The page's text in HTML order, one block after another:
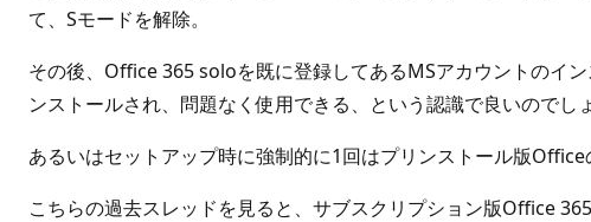
て、Sモードを解除。
その後、Office 365 soloを既に登録してあるMSアカウントのイ
ンストールされ、問題なく使用できる、という認識で良いのでしょ
あるいはセットアップ時に強制的に1回はプリンストール版
こちらの過去スレッドを見ると、サブスクリプション版Office